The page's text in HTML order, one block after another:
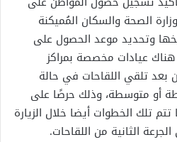
الصحة والسكان المُميكنة
وتحديد موعد الحصول على
هناك عيادات مخصصة بمراكز
بعد تلقي اللقاحات في حالة
أو متوسطة، وذلك حرصًا على
تلك الخطوات أيضا خلال الزيارة
الثانية من اللقاحات.